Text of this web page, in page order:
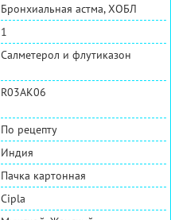
Бронхиальная астма, ХОБЛ
1
Салметерол и флутиказон
R03AK06
По рецепту
Индия
Пачка картонная
Cipla